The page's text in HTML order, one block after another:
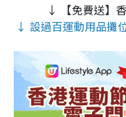
↓ 【免費送】
↓ 設過百運動用品攤